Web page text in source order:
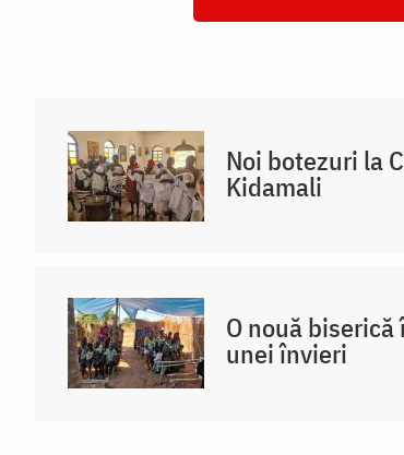
Noi botezuri la
Kidamali
O nouă
unei învieri